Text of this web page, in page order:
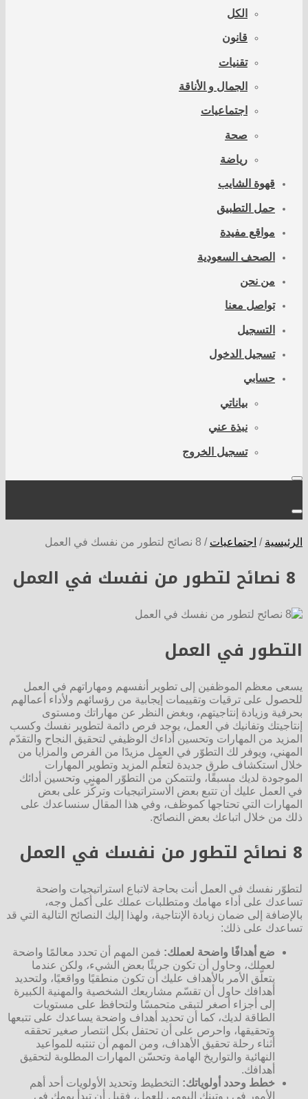
الكل
قانون
تقنيات
الجمال و الأناقة
اجتماعيات
صحة
رياضة
قهوة الشايب
حمل التطبيق
مواقع مفيدة
الصحف السعودية
من نحن
تواصل معنا
التسجيل
تسجيل الدخول
حسابي
بياناتي
نبذة عني
تسجيل الخروج
الرئيسية / اجتماعيات / 8 نصائح لتطور من نفسك في العمل
8 نصائح لتطور من نفسك في العمل
التطور في العمل
يسعى معظم الموظفين إلى تطوير أنفسهم ومهاراتهم في العمل
للحصول على ترقيات وتقييمات إيجابية من رؤسائهم ولأداء أعمالهم
بحرفية وزيادة إنتاجيتهم، وبغض النظر عن مهاراتك ومستوى
إنتاجيتك وتفانيك في العمل، يوجد فرص دائمة لتطوير نفسك وكسب
المزيد من المهارات وتحسين أداءك الوظيفي لتحقيق النجاح والتقدّم
المهني، ويوفر لك التطوّر في العمل مزيدًا من الفرص والمزايا من
خلال استكشاف طرق جديدة لتعلّم المزيد وتطوير المهارات
الموجودة لديك مسبقًا، ولتتمكن من التطوّر المهني وتحسين أدائك
في العمل عليك أن تتبع بعض الاستراتيجيات وتركّز على بعض
المهارات التي تحتاجها كموظف، وفي هذا المقال سنساعدك على
ذلك من خلال اتباعك بعض النصائح.
8 نصائح لتطور من نفسك في العمل
لتطوّر نفسك في العمل أنت بحاجة لاتباع استراتيجيات واضحة
تساعدك على أداء مهامك ومتطلبات عملك على أكمل وجه،
بالإضافة إلى ضمان زيادة الإنتاجية، ولهذا إليك النصائح التالية التي قد
تساعدك على ذلك:
ضع أهدافًا واضحة لعملك: فمن المهم أن تحدد معالمًا واضحة
لعملك، وحاول أن تكون جريئًا بعض الشيء، ولكن عندما
يتعلّق الأمر بالأهداف عليك أن تكون منطقيًا وواقعيًا، ولتحديد
أهدافك حاول أن تقسّم مشاريعك الشخصية والمهنية الكبيرة
إلى أجزاء أصغر لتبقى متحمسًا ولتحافظ على مستويات
الطاقة لديك، كما أن تحديد أهداف واضحة يساعدك على تتبعها
وتحقيقها، واحرص على أن تحتفل بكل انتصار صغير تحققه
أثناء رحلة تحقيق الأهداف، ومن المهم أن تنتبه للمواعيد
النهائية والتواريخ الهامة وتحسّن المهارات المطلوبة لتحقيق
أهدافك.
خطط وحدد أولوياتك: التخطيط وتحديد الأولويات أحد أهم
الأمور في روتينك اليومي للعمل، فقبل أن تبدأ يومك في